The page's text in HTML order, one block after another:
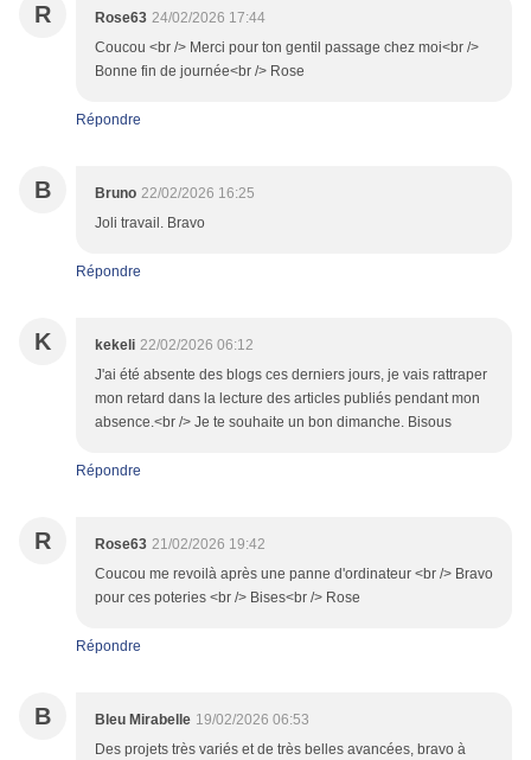
R Rose63 24/02/2026 17:44
Coucou <br /> Merci pour ton gentil passage chez moi<br />
Bonne fin de journée<br /> Rose
Répondre
B Bruno 22/02/2026 16:25
Joli travail. Bravo
Répondre
K kekeli 22/02/2026 06:12
J'ai été absente des blogs ces derniers jours, je vais rattraper
mon retard dans la lecture des articles publiés pendant mon
absence.<br /> Je te souhaite un bon dimanche. Bisous
Répondre
R Rose63 21/02/2026 19:42
Coucou me revoilà après une panne d'ordinateur <br /> Bravo
pour ces poteries <br /> Bises<br /> Rose
Répondre
B Bleu Mirabelle 19/02/2026 06:53
Des projets très variés et de très belles avancées, bravo à